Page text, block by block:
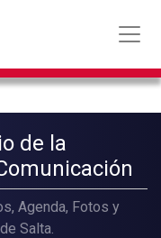
de la
Agenda, Fotos y
Salta.